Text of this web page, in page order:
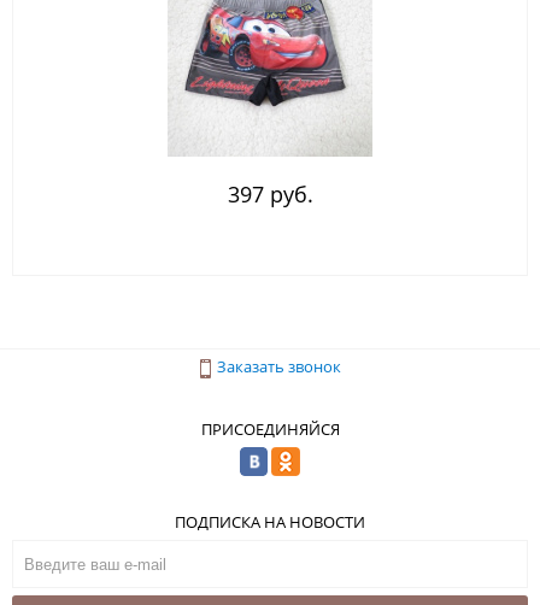
397 руб.
Заказать звонок
ПРИСОЕДИНЯЙСЯ
ПОДПИСКА НА НОВОСТИ